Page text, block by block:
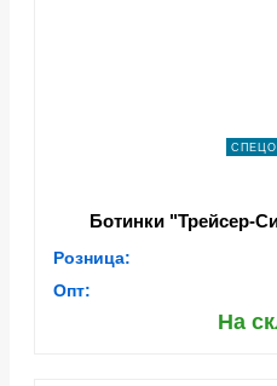
Ботинки "Трейсер-
Розница:
Опт:
На